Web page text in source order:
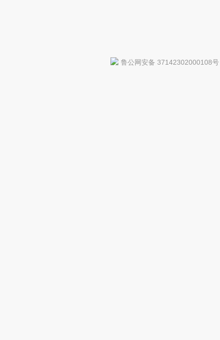
鲁公网安备 37142302000108号